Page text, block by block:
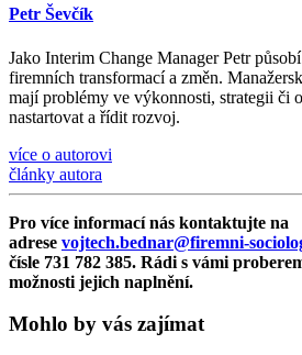
Petr Ševčík
Jako Interim Change Manager Petr
firemních transformací a změn.
mají problémy ve výkonnosti, strategii či
nastartovat a řídit rozvoj.
více o autorovi
články autora
Pro více informací nás kontaktujte na
adrese vojtech.bednar@firemni-
čísle 731 782 385. Rádi s vámi
možnosti jejich naplnění.
Mohlo by vás zajímat